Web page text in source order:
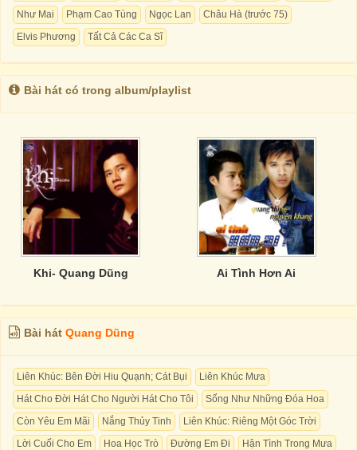
Như Mai
Phạm Cao Tùng Ngọc Lan
Châu Hà (trước 75)
Elvis Phương
Tất Cả Các Ca Sĩ
Bài hát có trong album/playlist
Khi- Quang Dũng Ai Tình Hơn Ai
Bài hát Quang Dũng
Liên Khúc: Bên Đời Hiu Quạnh; Cát Bụi
Liên Khúc Mưa
Hát Cho Đời Hát Cho Người Hát Cho Tôi
Sống Như Những Đóa Hoa
Còn Yêu Em Mãi
Nắng Thủy Tinh
Liên Khúc: Riêng Một Góc Trời
Lời Cuối Cho Em
Hoa Học Trò Đường Em Đi
Hận Tình Trong Mưa